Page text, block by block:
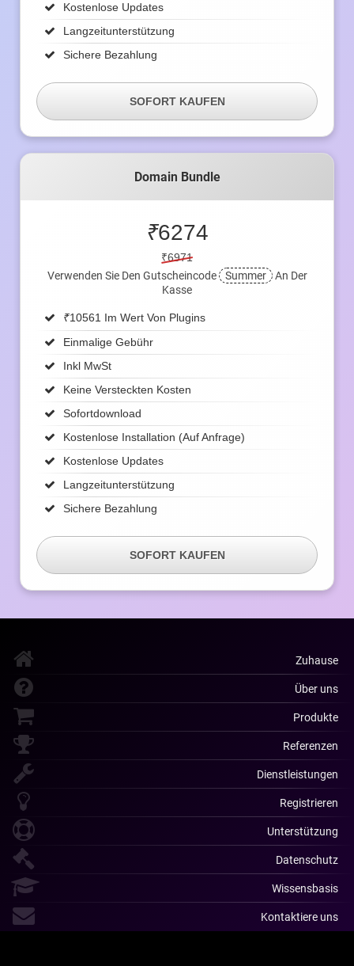
Kostenlose Updates
Langzeitunterstützung
Sichere Bezahlung
SOFORT KAUFEN
Domain Bundle
₹6274
₹6971
Verwenden Sie Den Gutscheincode
Summer An Der
Kasse
₹10561 Im Wert Von Plugins
Einmalige Gebühr
Inkl MwSt
Keine Versteckten Kosten
Sofortdownload
Kostenlose Installation (auf Anfrage)
Kostenlose Updates
Langzeitunterstützung
Sichere Bezahlung
SOFORT KAUFEN
Zuhause
Über uns
Produkte
Referenzen
Dienstleistungen
Registrieren
Unterstützung
Datenschutz
Wissensbasis
Kontaktiere uns